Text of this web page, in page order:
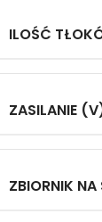
ILOŚĆ
ZASILANIE
ZBIORNIK NA